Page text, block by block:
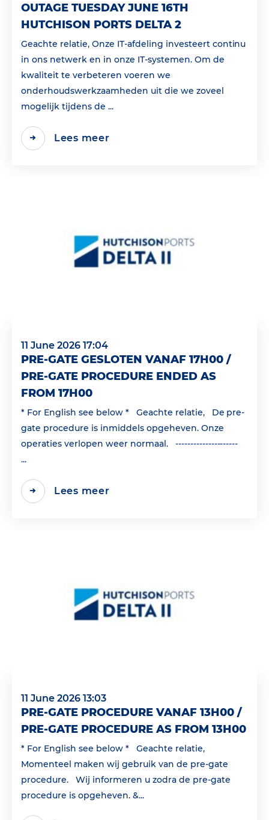
OUTAGE TUESDAY JUNE 16TH
HUTCHISON PORTS DELTA 2
Geachte relatie, Onze IT-afdeling investeert continu
in ons netwerk en in onze IT-systemen. Om de
kwaliteit te verbeteren voeren we
onderhoudswerkzaamheden uit die we zoveel
mogelijk tijdens de ...
Lees meer
11 June 2026 17:04
PRE-GATE GESLOTEN VANAF 17H00 /
PRE-GATE PROCEDURE ENDED AS
FROM 17H00
* For English see below * Geachte relatie, De pre-
gate procedure is inmiddels opgeheven. Onze
operaties verlopen weer normaal. ---------------------
...
Lees meer
11 June 2026 13:03
PRE-GATE PROCEDURE VANAF 13H00 /
PRE-GATE PROCEDURE AS FROM 13H00
* For English see below * Geachte relatie,
Momenteel maken wij gebruik van de pre-gate
procedure. Wij informeren u zodra de pre-gate
procedure is opgeheven. &...